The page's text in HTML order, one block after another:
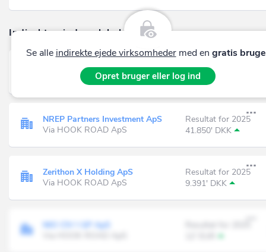
Indirekte ejede selskaber (151)
NREP PARTNER HOLDING ApS
Via HOOK ROAD ApS
Resultat for 2025
55.557' DKK
NREP Partners Investment ApS
Via HOOK ROAD ApS
Resultat for 2025
41.850' DKK
Zerithon X Holding ApS
Via HOOK ROAD ApS
Resultat for 2025
9.391' DKK
NIO CIV I GP ApS
Se alle indirekte ejede virksomhedermed en gratis
Opret bruger eller log ind